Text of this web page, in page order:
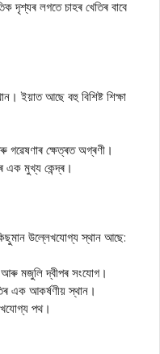
দৃশ্যৰ লগতে চাহৰ খেতিৰ বাবে
ইয়াত আছে বহু বিশিষ্ট শিক্ষা
গৱেষণাৰ ক্ষেত্ৰত অগ্ৰণী।
এক মুখ্য কেন্দ্ৰ।
উল্লেখযোগ্য স্থান আছে:
আৰু মজুলি দ্বীপৰ সংযোগ।
এক আকৰ্ষণীয় স্থান।
পথ।